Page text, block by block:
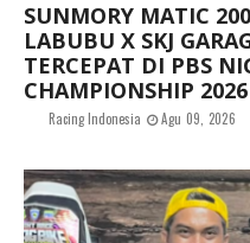
SUNMORY MATIC
LABUBU X SKJ
TERCEPAT DI PBS
CHAMPIONSHIP 2026
Racing Indonesia Agu 09, 2026